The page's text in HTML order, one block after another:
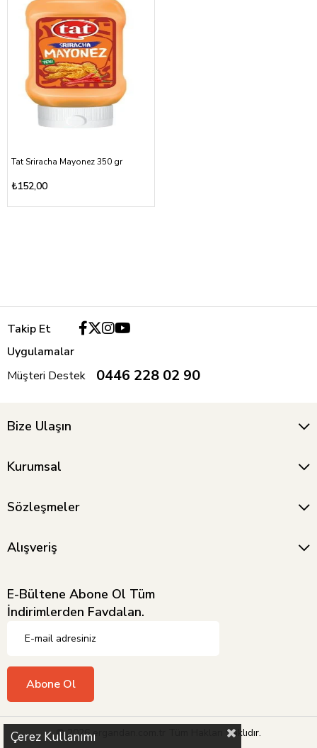
Tat Sriracha Mayonez 350 gr
₺152,00
Takip Et
Uygulamalar
Müşteri Destek
0446 228 02 90
Bize Ulaşın
Kurumsal
Sözleşmeler
Alışveriş
E-Bültene Abone Ol Tüm
İndirimlerden Favdalan.
Abone Ol
© 2026 ergandan.com.tr Tüm Hakları Saklıdır.
Çerez Kullanımı